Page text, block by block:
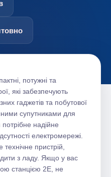
потужні та
які забезпечують
гаджетів та побутової
супутниками для
надійне
електромережі.
пристрій,
з ладу. Якщо у вас
станцією 2E, не